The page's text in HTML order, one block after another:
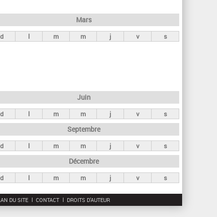
r
c
Mars
d l m m j v s
Juin
d l m m j v s
Septembre
d l m m j v s
Décembre
d l m m j v s
DU SITE CONTACT DROITS D'AUTEUR